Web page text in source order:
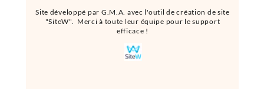
Site développé par G.M.A. avec l'outil de création de site
"SiteW". Merci à toute leur équipe pour le support
efficace !